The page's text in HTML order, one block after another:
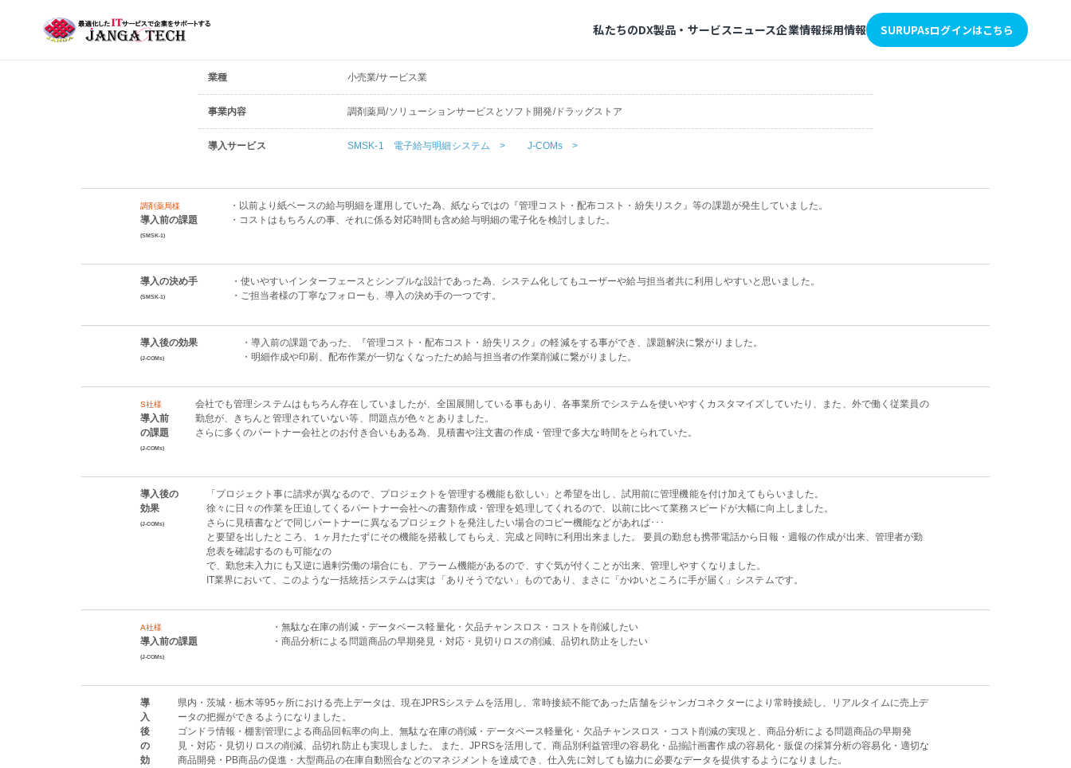
私たちのDX製品・サービスニュース企業情報採用情報 SURUPAsログインはこちら
業種 小売業/サービス業
事業内容 調剤薬局/ソリューションサービスとソフト開発/ドラッグストア
導入サービス SMSK-1 電子給与明細システム > J-COMs >
調剤薬局様
導入前の課題
(SMSK-1)
・以前より紙ベースの給与明細を運用していた為、紙ならではの『管理コスト・配布コスト・紛失リスク』等の課題が発生していました。
・コストはもちろんの事、それに係る対応時間も含め給与明細の電子化を検討しました。
導入の決め手
(SMSK-1)
・使いやすいインターフェースとシンプルな設計であった為、システム化してもユーザーや給与担当者共に利用しやすいと思いました。
・ご担当者様の丁寧なフォローも、導入の決め手の一つです。
導入後の効果
(J-COMs)
・導入前の課題であった、『管理コスト・配布コスト・紛失リスク』の軽減をする事ができ、課題解決に繋がりました。
・明細作成や印刷、配布作業が一切なくなったため給与担当者の作業削減に繋がりました。
S社様
導入前
の課題
(J-COMs)
会社でも管理システムはもちろん存在していましたが、全国展開している事もあり、各事業所でシステムを使いやすくカスタマイズしていたり、また、外で働く従業員の
勤怠が、きちんと管理されていない等、問題点が色々とありました。
さらに多くのパートナー会社とのお付き合いもある為、見積書や注文書の作成・管理で多大な時間をとられていた。
導入後の
効果
(J-COMs)
「プロジェクト事に請求が異なるので、プロジェクトを管理する機能も欲しい」と希望を出し、試用前に管理機能を付け加えてもらいました。
徐々に日々の作業を圧迫してくるパートナー会社への書類作成・管理を処理してくれるので、以前に比べて業務スピードが大幅に向上しました。
さらに見積書などで同じパートナーに異なるプロジェクトを発注したい場合のコピー機能などがあれば･･･
と要望を出したところ、１ヶ月たたずにその機能を搭載してもらえ、完成と同時に利用出来ました。 要員の勤怠も携帯電話から日報・週報の作成が出来、管理者が勤
怠表を確認するのも可能なの
で、勤怠未入力にも又逆に過剰労働の場合にも、アラーム機能があるので、すぐ気が付くことが出来、管理しやすくなりました。
IT業界において、このような一括統括システムは実は「ありそうでない」ものであり、まさに「かゆいところに手が届く」システムです。
A社様
導入前の課題
(J-COMs)
・無駄な在庫の削減・データベース軽量化・欠品チャンスロス・コストを削減したい
・商品分析による問題商品の早期発見・対応・見切りロスの削減、品切れ防止をしたい
導
入
後
の
効
県内・茨城・栃木等95ヶ所における売上データは、現在JPRSシステムを活用し、常時接続不能であった店舗をジャンガコネクターにより常時接続し、リアルタイムに売上デ
ータの把握ができるようになりました。
ゴンドラ情報・棚割管理による商品回転率の向上、無駄な在庫の削減・データベース軽量化・欠品チャンスロス・コスト削減の実現と、商品分析による問題商品の早期発
見・対応・見切りロスの削減、品切れ防止も実現しました。 また、JPRSを活用して、商品別利益管理の容易化・品揃計画書作成の容易化・販促の採算分析の容易化・適切な
商品開発・PB商品の促進・大型商品の在庫自動照合などのマネジメントを達成でき、仕入先に対しても協力に必要なデータを提供するようになりました。